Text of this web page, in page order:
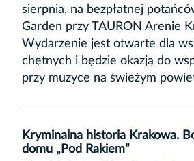
sierpnia, na bezpłatnej
Garden przy TAURON Arenie
Wydarzenie jest otwarte dla
chętnych i będzie okazją do
przy muzyce na świeżym
Kryminalna historia Krakowa.
domu „Pod Rakiem”